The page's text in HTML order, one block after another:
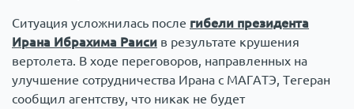
Ситуация усложнилась после гибели президента
Ирана Ибрахима Раиси в результате крушения
вертолета. В ходе переговоров, направленных на
улучшение сотрудничества Ирана с МАГАТЭ, Тегеран
сообщил агентству, что никак не будет